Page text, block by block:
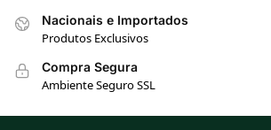
Nacionais e Importados
Produtos Exclusivos
Compra Segura
Ambiente Seguro SSL